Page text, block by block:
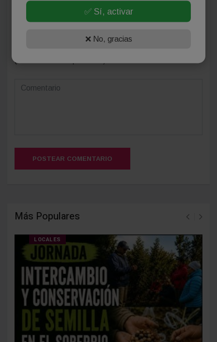
(Su email no será publicado)
POSTEAR COMENTARIO
Más Populares
LOCALES
✅ Sí, activar
❌ No, gracias